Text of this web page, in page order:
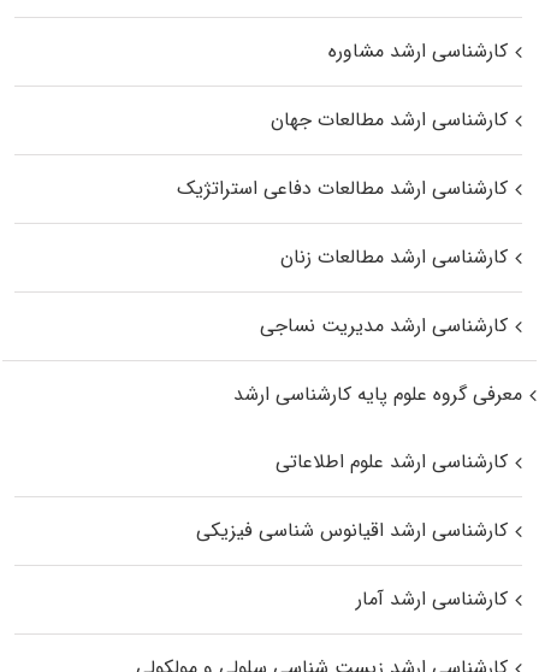
کارشناسی ارشد مشاوره
کارشناسی ارشد مطالعات جهان
کارشناسی ارشد مطالعات دفاعی استراتژیک
کارشناسی ارشد مطالعات زنان
کارشناسی ارشد مدیریت نساجی
معرفی گروه علوم پایه کارشناسی ارشد
کارشناسی ارشد علوم اطلاعاتی
کارشناسی ارشد اقیانوس‌ شناسی فیزیکی
کارشناسی ارشد آمار